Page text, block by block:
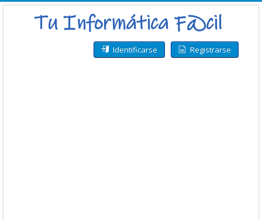
Identificarse Registrarse